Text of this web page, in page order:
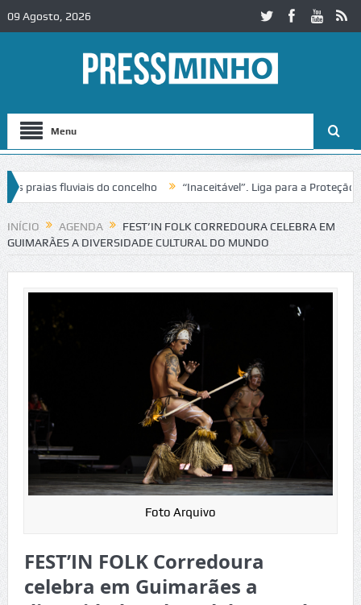
09 Agosto, 2026
Menu
fluviais do concelho “Inaceitável”. Liga para a Proteção da
trânsito no IC2 em Alcobaça Igreja do Castelo de Cerveira
INÍCIO AGENDA
FEST’IN FOLK CORREDOURA CELEBRA EM
GUIMARÃES A DIVERSIDADE CULTURAL DO MUNDO
Foto Arquivo
FEST’IN FOLK Corredoura
celebra em Guimarães a